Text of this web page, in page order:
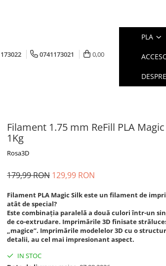
0741173021 0,00
PLA
Filament 1.75 mm ReFill PLA
1Kg
Rosa3D
179,99 RON 129,99 RON
Filament PLA Magic Silk este un filament de
atât de special?
Este combinația paralelă a două culori într-un
de co-extrudare. Imprimările 3D finisate
„magice”. Imprimările modelelor 3D cu o
detalii, au cel mai impresionant aspect.
IN STOC